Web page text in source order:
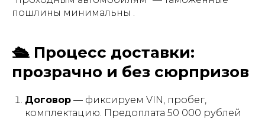
пошлины минимальны .
🛳️ Процесс доставки:
прозрачно и без сюрпризов
Договор — фиксируем VIN, пробег,
комплектацию. Предоплата 50 000 рублей